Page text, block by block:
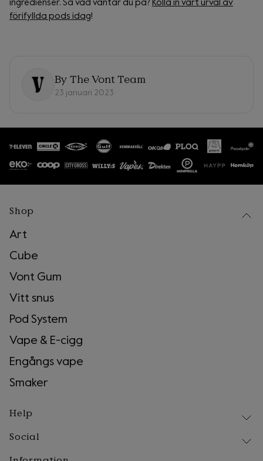
ingredienser. Så vad väntar du på? Kolla in vårt urval av
förifyllda pods idag!
By The Vont Team
23 januari 2023
Shop
Art
Cube
Vont Gum
Vitt snus
Pod System
Vape & E-cigg
Engångs vape
Smaker
Help
Leverans
Retur och reklamation
Social